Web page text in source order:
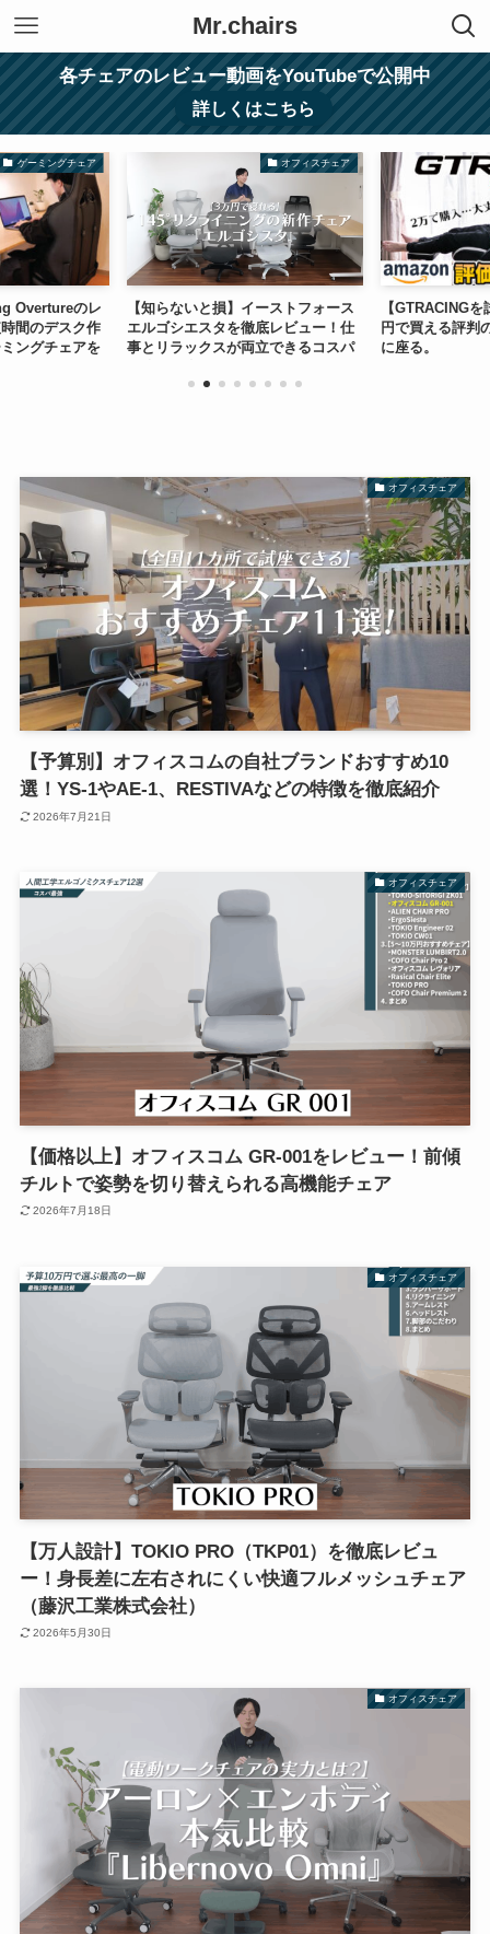
Mr.chairs
各チェアのレビュー動画をYouTubeで公開中
詳しくはこちら
ゲーミングチェア
Overtureのレ
間のデスク作
ングチェアを
オフィスチェア
【知らないと損】イーストフォース
エルゴシエスタを徹底レビュー！仕
事とリラックスが両立できるコスパ
【GTRACING
円で買える評判
に座る。
オフィスチェア
【予算別】オフィスコムの自社ブランドおすすめ10
選！YS-1やAE-1、RESTIVAなどの特徴を徹底紹介
2026年7月21日
オフィスチェア
【価格以上】オフィスコム GR-001をレビュー！前傾
チルトで姿勢を切り替えられる高機能チェア
2026年7月18日
オフィスチェア
【万人設計】TOKIO PRO（TKP01）を徹底レビュ
ー！身長差に左右されにくい快適フルメッシュチェア
（藤沢工業株式会社）
2026年5月30日
オフィスチェア